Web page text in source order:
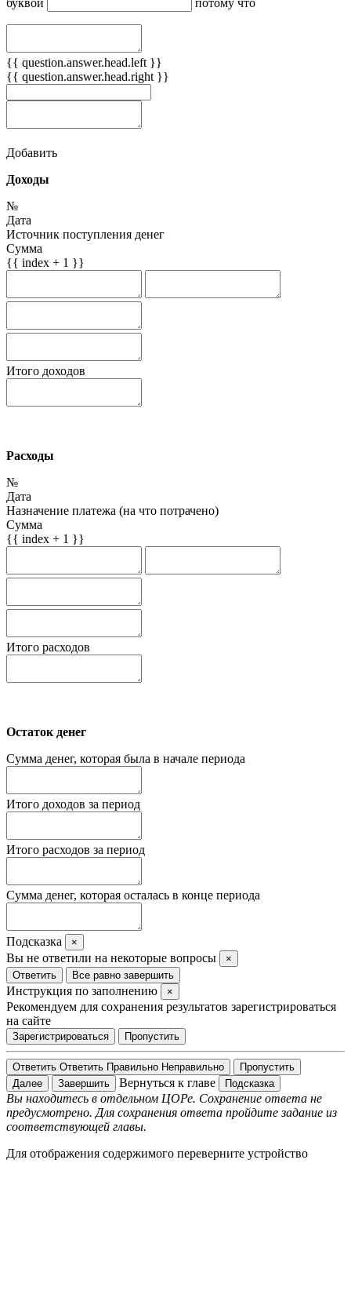
буквой потому что
{{ question.answer.head.left }}
{{ question.answer.head.right }}
Добавить
Доходы
№
Дата
Источник поступления денег
Сумма
{{ index + 1 }}
Итого доходов
Расходы
№
Дата
Назначение платежа (на что потрачено)
Сумма
{{ index + 1 }}
Итого расходов
Остаток денег
Сумма денег, которая была в начале периода
Итого доходов за период
Итого расходов за период
Сумма денег, которая осталась в конце периода
Подсказка ×
Вы не ответили на некоторые вопросы
×
Ответить
Все равно завершить
Инструкция по заполнению ×
Рекомендуем для сохранения результатов зарегистрироваться
на сайте
Зарегистрироваться Пропустить
Ответить Ответить Правильно Неправильно
Пропустить
Далее
Завершить Вернуться к главе Подсказка
Вы находитесь в отдельном ЦОРе. Сохранение ответа не
предусмотрено. Для сохранения ответа пройдите задание из
соответствующей главы.
Для отображения содержимого переверните устройство